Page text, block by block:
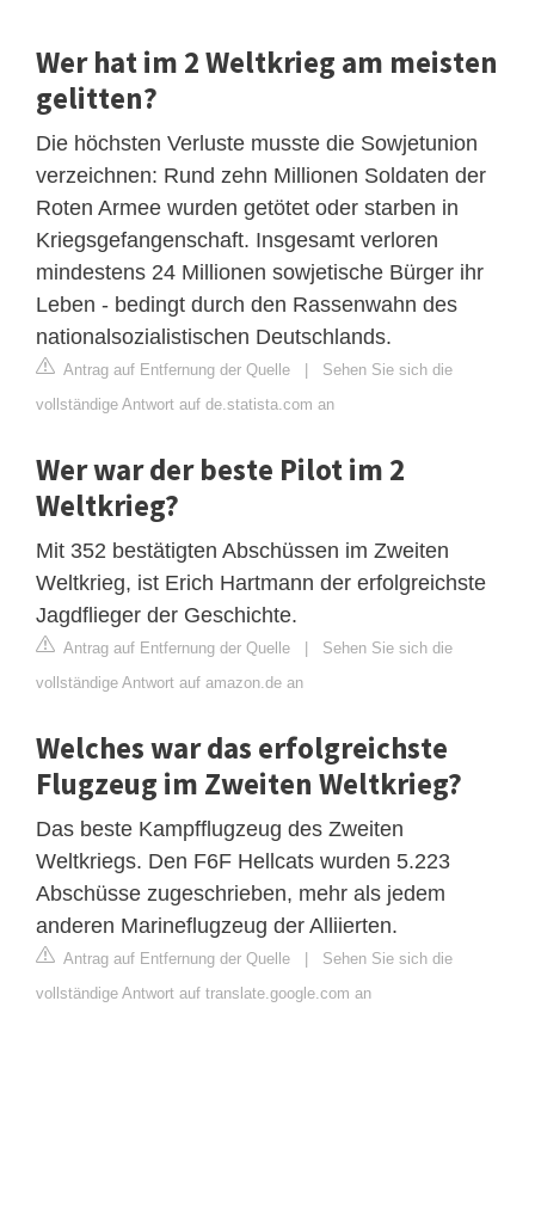
Wer hat im 2 Weltkrieg am meisten
gelitten?
Die höchsten Verluste musste die Sowjetunion
verzeichnen: Rund zehn Millionen Soldaten der
Roten Armee wurden getötet oder starben in
Kriegsgefangenschaft. Insgesamt verloren
mindestens 24 Millionen sowjetische Bürger ihr
Leben - bedingt durch den Rassenwahn des
nationalsozialistischen Deutschlands.
Antrag auf Entfernung der Quelle | Sehen Sie sich die
vollständige Antwort auf de.statista.com an
Wer war der beste Pilot im 2
Weltkrieg?
Mit 352 bestätigten Abschüssen im Zweiten
Weltkrieg, ist Erich Hartmann der erfolgreichste
Jagdflieger der Geschichte.
Antrag auf Entfernung der Quelle | Sehen Sie sich die
vollständige Antwort auf amazon.de an
Welches war das erfolgreichste
Flugzeug im Zweiten Weltkrieg?
Das beste Kampfflugzeug des Zweiten
Weltkriegs. Den F6F Hellcats wurden 5.223
Abschüsse zugeschrieben, mehr als jedem
anderen Marineflugzeug der Alliierten.
Antrag auf Entfernung der Quelle | Sehen Sie sich die
vollständige Antwort auf translate.google.com an